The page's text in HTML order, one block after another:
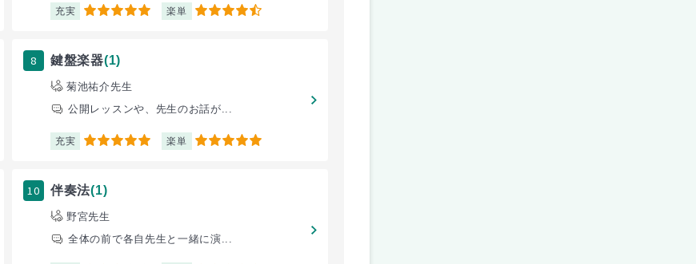
充実 5 楽単 4.5
8 鍵盤楽器(1)
菊池祐介先生
公開レッスンや、先生のお話が...
充実 5 楽単 5
10 伴奏法(1)
野宮先生
全体の前で各自先生と一緒に演...